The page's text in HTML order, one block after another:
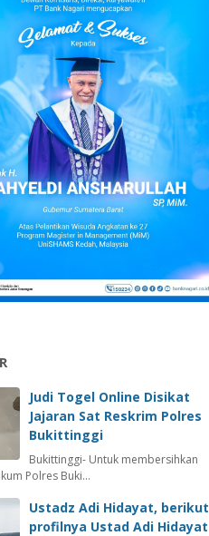
Judi Togel Online Disikat
Jajaran Sat Reskrim Polres
Bukittinggi
Bukittinggi- Untuk membersihkan
Polres Buki…
Ustadz Adi Hidayat, berikut
profilnya Ustad Adi Hidayat